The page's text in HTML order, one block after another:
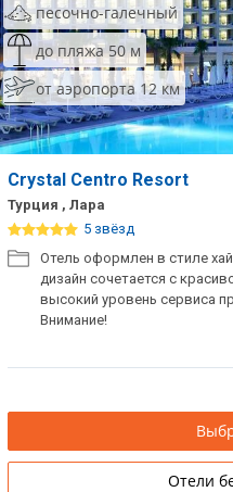
песочно-галечный
до пляжа 50 м
от аэропорта 12 км
Crystal Centro Resort
Турция , Лара
5 звёзд
Отель оформлен в стиле
дизайн сочетается с
высокий уровень сервиса
Внимание!
Отели